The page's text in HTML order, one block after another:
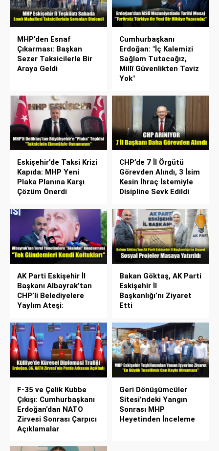
MHP’den Esnaf
Çıkarması: Başkan
Sezer Taksicilerle Bir
Araya Geldi
Cumhurbaşkanı
Erdoğan: "İç Kalemizi
Sağlam Tutacağız,
Millî Güvenlikten Taviz
Yok"
Eskişehir’de Taksi Krizi
Kapıda: MHP Yeni
Plaka Planına Karşı
Çözüm Önerdi
CHP’de 7 İl Örgütü
Görevden Alındı, 3 İsim
Kesin İhraç İstemiyle
Disipline Sevk Edildi
AK Parti Eskişehir İl
Başkanı Albayrak’tan
CHP’li Belediyelere
Yaylım Ateşi:
Bakan Göktaş, AK Parti
Eskişehir İl
Başkanlığı’nı Ziyaret
Etti
F-35 ve Çelik Kubbe
Çıkışı: Cumhurbaşkanı
Erdoğan’dan NATO
Zirvesi Sonrası Çarpıcı
Açıklamalar
Geri Dönüşümcüler
Sitesi’ndeki Yangın
Sonrası MHP
Heyetinden İnceleme